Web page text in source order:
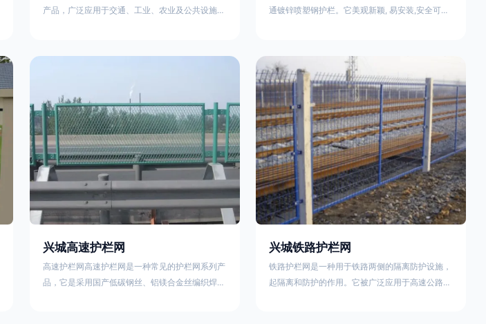
产品，广泛应用于交通、工业、农业及公共设施等
及技术规范进行综合解析：一、基本概述定义与结
接或编织形成网格结构，网片两侧各有一根加固的
纵向钢丝（双边丝），用于与立柱连接固定。其表
面通常采用镀锌、喷塑或浸塑处理，以增强耐腐蚀
性
通镀锌喷塑钢护栏。它美观新颖, 易安装,安全可靠,
口等的隔离。主导产品：太阳能防眩光护栏，镀锌
钢质隔离栏，市政道路隔离护栏，人行道路护栏，
机动与非机动隔离护栏、道路中心隔离护栏、带广
告牌道路隔离护栏、河道安全护栏、草坪花坛护栏
等市政道路隔离护栏规格齐全、品种多，可以任
兴城高速护栏网
高速护栏网高速护栏网是一种常见的护栏网系列产
品，它是采用国产低碳钢丝、铝镁合金丝编织焊接
兴城铁路护栏网
铁路护栏网是一种用于铁路两侧的隔离防护设施，
起隔离和防护的作用。它被广泛应用于高速公路、